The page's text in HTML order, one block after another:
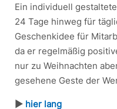
Ein individuell
24 Tage hinweg für
Geschenkidee für
da er regelmäßig
nur zu Weihnachten
gesehene Geste der
► hier lang